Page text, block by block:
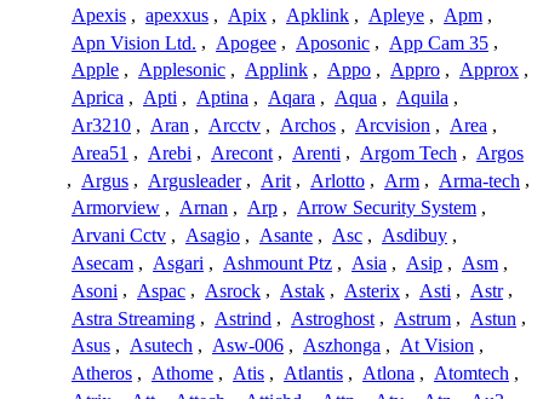
Apexis , apexxus , Apix , Apklink , Apleye , Apm ,
Apn Vision Ltd. , Apogee , Aposonic , App Cam 35 ,
Apple , Applesonic , Applink , Appo , Appro , Approx ,
Aprica , Apti , Aptina , Aqara , Aqua , Aquila ,
Ar3210 , Aran , Arcctv , Archos , Arcvision , Area ,
Area51 , Arebi , Arecont , Arenti , Argom Tech , Argos
, Argus , Argusleader , Arit , Arlotto , Arm , Arma-tech ,
Armorview , Arnan , Arp , Arrow Security System ,
Arvani Cctv , Asagio , Asante , Asc , Asdibuy ,
Asecam , Asgari , Ashmount Ptz , Asia , Asip , Asm ,
Asoni , Aspac , Asrock , Astak , Asterix , Asti , Astr ,
Astra Streaming , Astrind , Astroghost , Astrum , Astun ,
Asus , Asutech , Asw-006 , Aszhonga , At Vision ,
Atheros , Athome , Atis , Atlantis , Atlona , Atomtech ,